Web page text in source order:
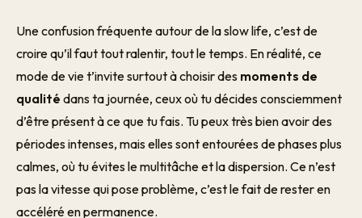
Une confusion fréquente autour de la slow life, c’est de
croire qu’il faut tout ralentir, tout le temps. En réalité, ce
mode de vie t’invite surtout à choisir des moments de
qualité dans ta journée, ceux où tu décides consciemment
d’être présent à ce que tu fais. Tu peux très bien avoir des
périodes intenses, mais elles sont entourées de phases plus
calmes, où tu évites le multitâche et la dispersion. Ce n’est
pas la vitesse qui pose problème, c’est le fait de rester en
accéléré en permanence.